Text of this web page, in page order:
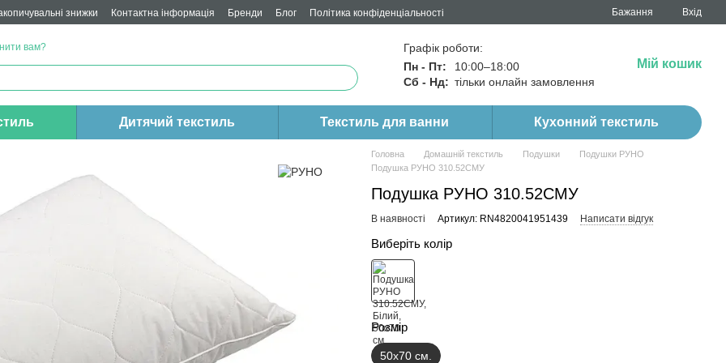
знижки Контактна інформація Бренди Блог
Політика конфіденціальності
Бажання Вхід
вам?
Графік роботи:
Пн - Пт:
10:00–18:00
Сб - Нд: тільки онлайн замовлення
Мій кошик
Дитячий текстиль Текстиль для ванни Кухонний текстиль
Головна Домашній текстиль Подушки
Подушки РУНО
Подушка РУНО 310.52СМУ
Подушка РУНО 310.52СМУ
В наявності Артикул: RN4820041951439 Написати відгук
Виберіть колір
Розмір
50х70 см.